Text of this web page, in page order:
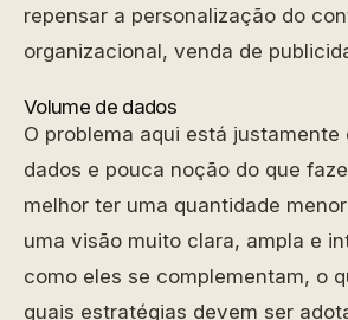
repensar a personalização do
organizacional, venda de
Volume de dados
O problema aqui está justamente
dados e pouca noção do que
melhor ter uma quantidade
uma visão muito clara, ampla e
como eles se complementam, o
quais estratégias devem ser